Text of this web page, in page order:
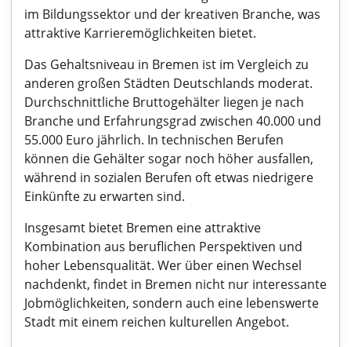
im Bildungssektor und der kreativen Branche, was
attraktive Karrieremöglichkeiten bietet.
Das Gehaltsniveau in Bremen ist im Vergleich zu
anderen großen Städten Deutschlands moderat.
Durchschnittliche Bruttogehälter liegen je nach
Branche und Erfahrungsgrad zwischen 40.000 und
55.000 Euro jährlich. In technischen Berufen
können die Gehälter sogar noch höher ausfallen,
während in sozialen Berufen oft etwas niedrigere
Einkünfte zu erwarten sind.
Insgesamt bietet Bremen eine attraktive
Kombination aus beruflichen Perspektiven und
hoher Lebensqualität. Wer über einen Wechsel
nachdenkt, findet in Bremen nicht nur interessante
Jobmöglichkeiten, sondern auch eine lebenswerte
Stadt mit einem reichen kulturellen Angebot.